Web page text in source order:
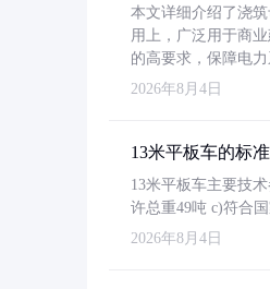
本文详细介绍了浇
用上，广泛用于商
的高要求，保障电力
2026年8月4日
13米平板车的标
13米平板车主要技
许总重49吨 c)符合
2026年8月4日